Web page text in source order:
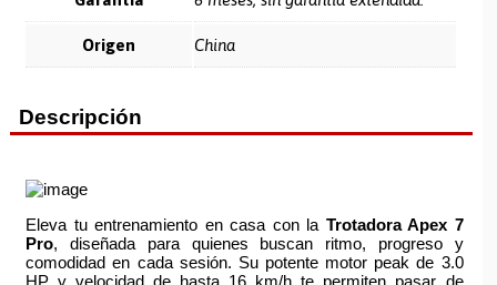
Origen China
Descripción
Eleva tu entrenamiento en casa con la Trotadora Apex 7
Pro, diseñada para quienes buscan ritmo, progreso y
comodidad en cada sesión. Su potente motor peak de 3.0
HP y velocidad de hasta 16 km/h te permiten pasar de